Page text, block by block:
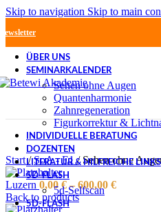
Skip to navigation Skip to main
ÜBER UNS
SEMINARKALENDER
Sehen ohne Augen
Quantenharmonie
Zahnregeneration
Figurkorrektur &
INDIVIDUELLE BERATUNG
DOZENTEN
LITERATUR & HILFREICHE LINKS
5D-FLASH
5d-Selfscan
5D-FLASH
Start/ SoA - E1/ Sehen ohne
Luzern 0,00 €– 600,00 €
Back to products